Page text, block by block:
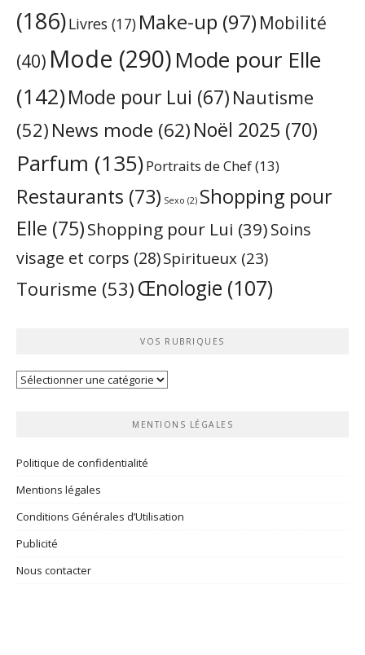
(186)Livres (17) Make-up (97) Mobilité
(40) Mode (290)Mode pour Elle
(142)Mode pour Lui (67) Nautisme
(52) News mode (62)Noël 2025 (70)
Parfum (135)Portraits de Chef(13)
Restaurants (73) Sexo (2) Shopping pour
Elle (75)Shopping pour Lui (39)Soins
visage et corps (28)Spiritueux (23)
Tourisme (53) Œnologie (107)
VOS RUBRIQUES
Vos
MENTIONS LÉGALES
Politique de confidentialité
Mentions légales
Conditions Générales d’Utilisation
Publicité
Nous contacter